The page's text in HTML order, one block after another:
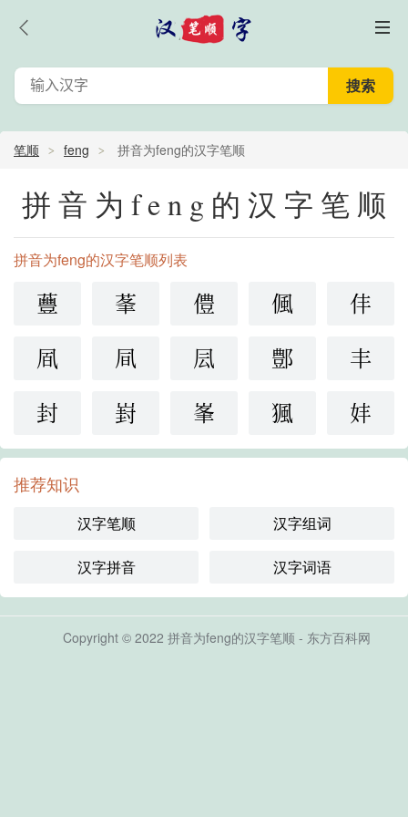
笔顺 feng 拼音为feng的汉字笔顺
拼音为feng的汉字笔顺
拼音为feng的汉字笔顺列表
蘴 莑 僼 偑
仹
凮
凬 凨 鄷
丰
封
崶 峯 猦 妦
推荐知识
汉字笔顺 汉字组词
汉字拼音 汉字词语
Copyright © 2022 拼音为feng的汉字笔顺 - 东方百科网